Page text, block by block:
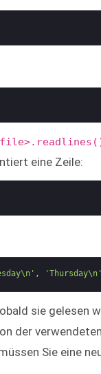
eine Zeile:
,
sie gelesen
der
Sie eine